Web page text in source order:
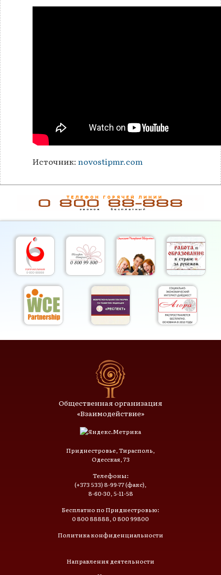
Источник: novostipmr.com
Общественная организация
«Взаимодействие»
Приднестровье, Тирасполь,
Одесская, 73
Телефоны:
(+373 533) 8-99-77 (факс),
8-60-30, 5-11-58
Бесплатно по Приднестровью:
0 800 88888, 0 800 99800
Политика конфиденциальности
Направления деятельности